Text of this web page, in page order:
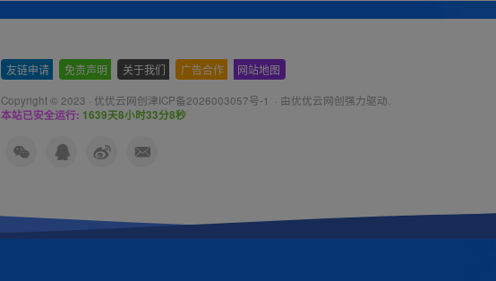
友链申请 免责声明 关于我们 广告合作 网站地图
Copyright © 2023 · 优优云网创津ICP备2026003057号-1 · 由优优云网创强力驱动.
本站已安全运行: 1639天8小时33分9秒